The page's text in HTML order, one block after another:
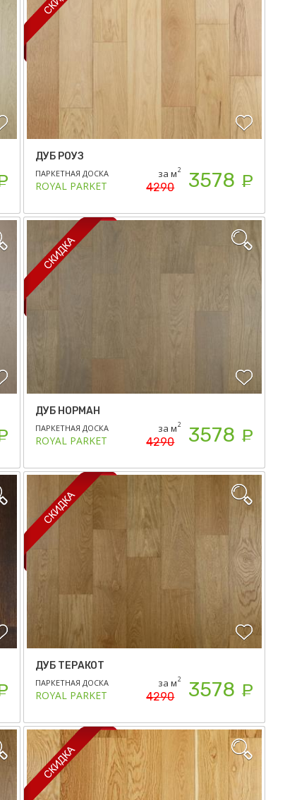
ДУБ РОУЗ
ПАРКЕТНАЯ ДОСКА
ROYAL PARKET
за м2 3578 Р
4290
ДУБ НОРМАН
ПАРКЕТНАЯ ДОСКА
ROYAL PARKET
за м2 3578 Р
4290
ДУБ ТЕРАКОТ
ПАРКЕТНАЯ ДОСКА
ROYAL PARKET
за м2 3578 Р
4290